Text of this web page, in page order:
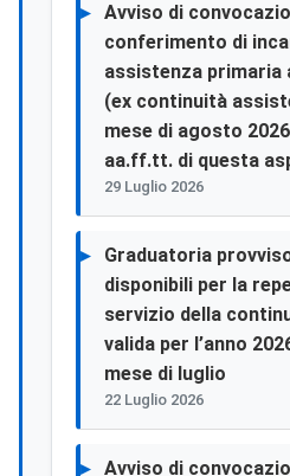
Avviso di
conferimento di
assistenza
(ex continuità
mese di agosto
aa.ff.tt. di questa
29 Luglio 2026
Graduatoria
disponibili per la
servizio della
valida per l’anno
mese di luglio
22 Luglio 2026
Avviso di